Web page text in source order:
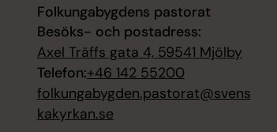
Folkungabygdens pastorat
Besöks- och postadress:
Axel Träffs gata 4, 59541 Mjölby
Telefon:+46 142 55200
folkungabygden.pastorat@svens
kakyrkan.se